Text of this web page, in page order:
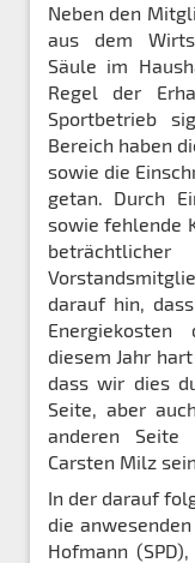
Neben den
aus dem
Säule im
Regel der
Sportbetrieb
Bereich haben
sowie die
getan. Durch
sowie fehlende
darauf hin,
diesem Jahr
dass wir dies
Seite, aber
anderen Seite
Carsten Milz
In der darauf
die
Hofmann